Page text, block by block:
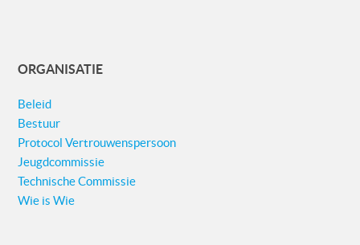
ORGANISATIE
Beleid
Bestuur
Protocol Vertrouwenspersoon
Jeugdcommissie
Technische Commissie
Wie is Wie